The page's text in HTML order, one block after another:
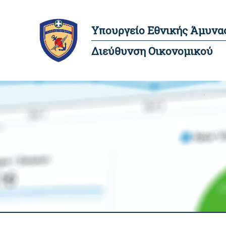
Υπουργείο Εθνικής
Διεύθυνση Οικονομικού